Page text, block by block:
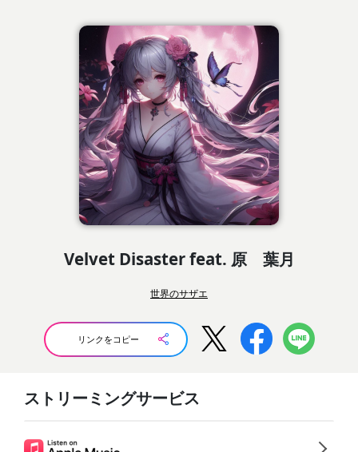
Velvet Disaster feat. 原 葉月
世界のサザエ
リンクをコピー
ストリーミングサービス